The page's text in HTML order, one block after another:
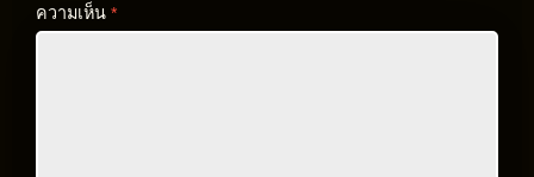
ความเห็น *